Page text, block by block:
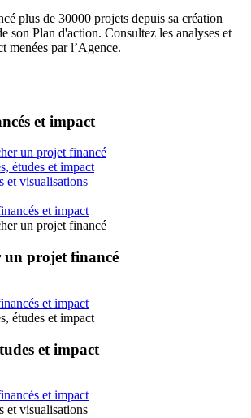
plus de 30000 projets depuis sa création
son Plan d'action. Consultez les analyses et
menées par l’Agence.
et impact
un projet financé
études et impact
et visualisations
et impact
un projet financé
un projet financé
et impact
études et impact
et impact
et impact
et visualisations